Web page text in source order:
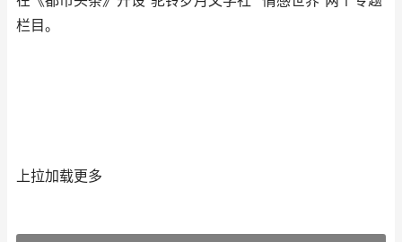
栏目。
上拉加载更多